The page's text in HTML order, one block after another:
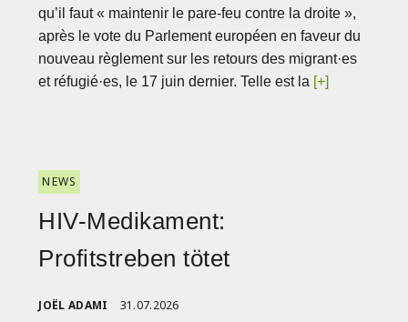
qu’il faut « maintenir le pare-feu contre la droite »,
après le vote du Parlement européen en faveur du
nouveau règlement sur les retours des migrant·es
et réfugié·es, le 17 juin dernier. Telle est la [+]
NEWS
HIV-Medikament:
Profitstreben tötet
JOËL ADAMI 31.07.2026